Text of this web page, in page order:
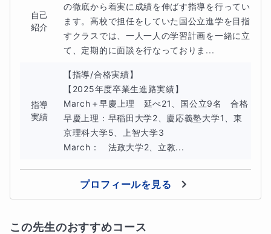
自己
紹介
の徹底から着実に成績を伸ばす指導を行ってい
ます。高校で担任をしていた国公立進学を目指
すクラスでは、一人一人の学習計画を一緒に立
て、定期的に面談を行なっておりま...
指導
実績
【指導/合格実績】
【2025年度卒業生進路実績】
March＋早慶上理　延べ21、国公立9名　合格
早慶上理：早稲田大学2、慶応義塾大学1、東
京理科大学5、上智大学3
March：　法政大学2、立教...
プロフィールを見る
この先生のおすすめコース